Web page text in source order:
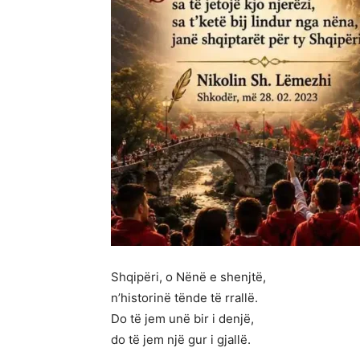
Shqipëri, o Nënë e shenjtë,
n’historinë tënde të rrallë.
Do të jem unë bir i denjë,
do të jem një gur i gjallë.